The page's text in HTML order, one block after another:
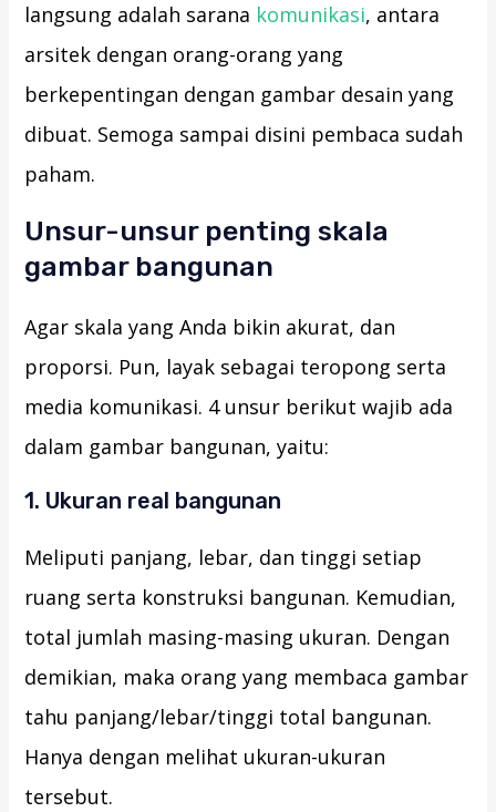
langsung adalah sarana komunikasi, antara
arsitek dengan orang-orang yang
berkepentingan dengan gambar desain yang
dibuat. Semoga sampai disini pembaca sudah
paham.
Unsur-unsur penting skala
gambar bangunan
Agar skala yang Anda bikin akurat, dan
proporsi. Pun, layak sebagai teropong serta
media komunikasi. 4 unsur berikut wajib ada
dalam gambar bangunan, yaitu:
1. Ukuran real bangunan
Meliputi panjang, lebar, dan tinggi setiap
ruang serta konstruksi bangunan. Kemudian,
total jumlah masing-masing ukuran. Dengan
demikian, maka orang yang membaca gambar
tahu panjang/lebar/tinggi total bangunan.
Hanya dengan melihat ukuran-ukuran
tersebut.